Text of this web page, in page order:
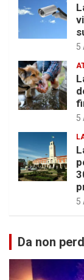
5
5
5
Da non